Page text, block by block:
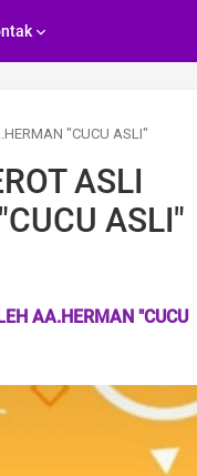
"CUCU ASLI"
ASLI
ASLI"
AA.HERMAN "CUCU